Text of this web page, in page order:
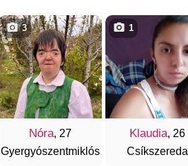
Nóra, 27
Gyergyószentmiklós
3
Klaudia, 26
Csíkszereda
1